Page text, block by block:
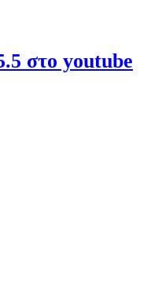
στο youtube